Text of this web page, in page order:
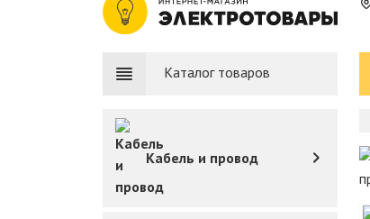
Каталог товаров
Кабель и провод